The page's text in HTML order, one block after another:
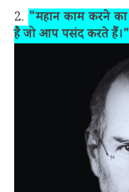
2. "महान काम करने का
है जो आप पसंद करते हैं।"